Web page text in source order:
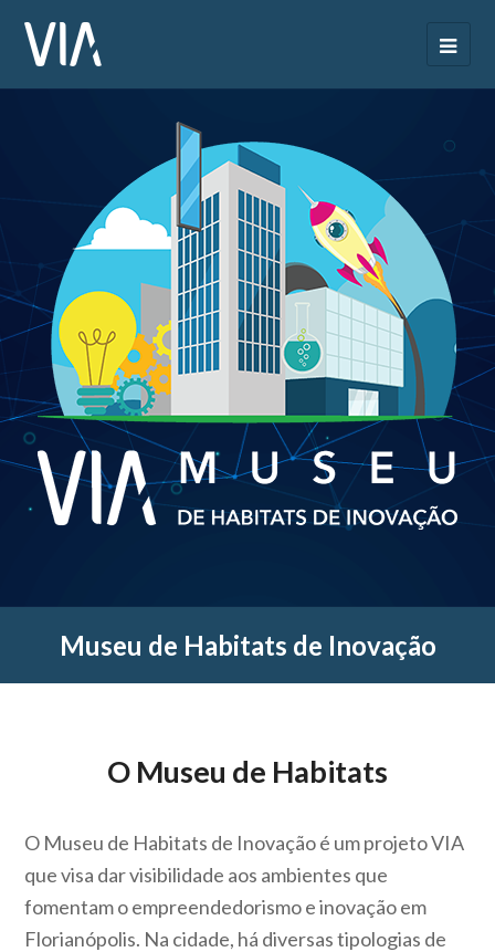
Museu de Habitats de Inovação
O Museu de Habitats
O Museu de Habitats de Inovação é um projeto VIA
que visa dar visibilidade aos ambientes que
fomentam o empreendedorismo e inovação em
Florianópolis. Na cidade, há diversas tipologias de